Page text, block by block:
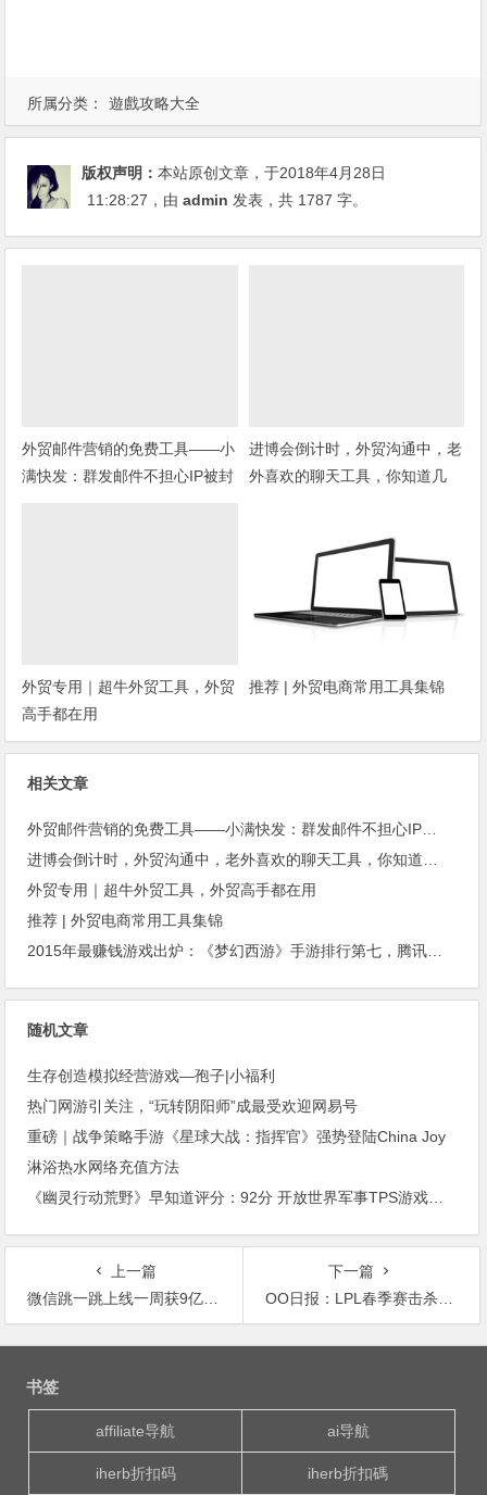
所属分类： 遊戲攻略大全
版权声明：本站原创文章，于2018年4月28日
11:28:27 ，由admin 发表，共 1787 字。
外贸邮件营销的免费工具——小
满快发：群发邮件不担心IP被封
进博会倒计时，外贸沟通中，老
外喜欢的聊天工具，你知道几
外贸专用｜超牛外贸工具，外贸
高手都在用
推荐 | 外贸电商常用工具集锦
相关文章
外贸专用｜超牛外贸工具，外贸高手都在用
推荐 | 外贸电商常用工具集锦
随机文章
生存创造模拟经营游戏—孢子|小福利
热门网游引关注，“玩转阴阳师”成最受欢迎网易号
重磅｜战争策略手游《星球大战：指挥官》强势登陆China Joy
淋浴热水网络充值方法
上一篇
微信跳一跳上线一周获9亿用户，马化腾笑开花！
下一篇
OO日报：LPL春季赛击杀榜 Rookie名副其实的击杀王
文
书签
affiliate导航 ai导航
iherb折扣码 iherb折扣碼